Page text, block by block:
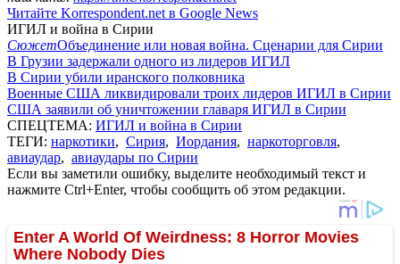
Читайте Korrespondent.net в Google News
ИГИЛ и война в Сирии
СюжетОбъединение или новая война. Сценарии для Сирии
В Грузии задержали одного из лидеров ИГИЛ
В Сирии убили иранского полковника
Военные США ликвидировали троих лидеров ИГИЛ в Сирии
США заявили об уничтожении главаря ИГИЛ в Сирии
СПЕЦТЕМА: ИГИЛ и война в Сирии
ТЕГИ: наркотики, Сирия, Иордания, наркоторговля,
авиаудар, авиаудары по Сирии
Если вы заметили ошибку, выделите необходимый текст и
нажмите Ctrl+Enter, чтобы сообщить об этом редакции.